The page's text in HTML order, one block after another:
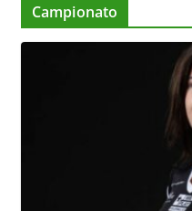
Campionato